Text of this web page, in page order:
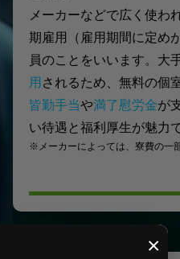
メーカーなどで広く使わ
期雇用（雇用期間に定め
員のことをいいます。大
用 されるため、無料の個
皆勤手当や満了慰労金が
い待遇と福利厚生が魅力で
※メーカーによっては、寮費の一
×